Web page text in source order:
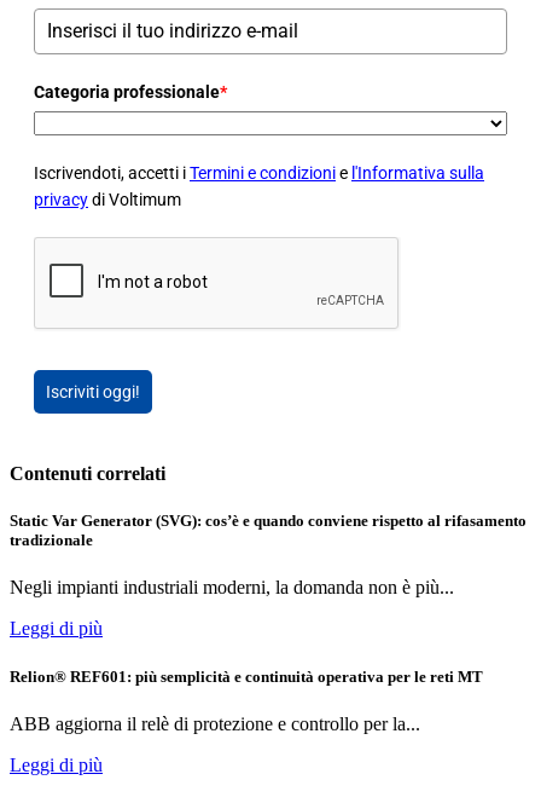
Categoria professionale*
Iscrivendoti, accetti iTermini e condizionie l'Informativa sulla
privacydi Voltimum
Iscriviti oggi!
Contenuti correlati
Static Var Generator (SVG): cos’è e quando conviene rispetto al rifasamento
tradizionale
Negli impianti industriali moderni, la domanda non è più...
Leggi di più
Relion® REF601: più semplicità e continuità operativa per le reti MT
ABB aggiorna il relè di protezione e controllo per la...
Leggi di più